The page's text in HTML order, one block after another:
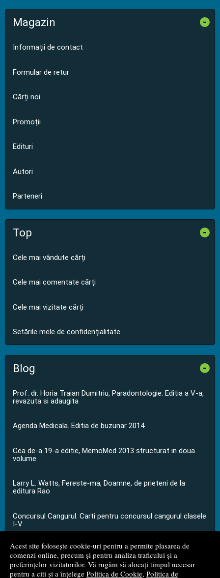
Acest site folosește cookie-uri pentru a permite plasarea de
comenzi online, precum și pentru analiza traficului și a
preferințelor vizitatorilor. Vă rugăm să alocați timpul necesar
pentru a citi și a înțelege Politica de Cookie, Politica de
Magazin -
Informații de contact
Formular de retur
Cărți noi
Promoții
Edituri
Autori
Parteneri
Top -
Cele mai vândute cărți
Cele mai comentate cărți
Cele mai vizitate cărți
Setările mele de confidențialitate
Blog -
Prof. dr. Horia Traian Dumitriu, Paradontologie. Editia a V-a,
revazuta si adaugita
Agenda Medicala. Editia de buzunar 2014
Cea de-a 19-a editie, MemoMed 2013 structurat in doua
volume
Larry L. Watts, Fereste-ma, Doamne, de prieteni de la
editura Rao
Concursul Cangurul. Carti pentru concursul cangurul clasele
I-V
...toate știrile
© 2008 - 2026S.C. M.G. Net Distribution S.R.L.